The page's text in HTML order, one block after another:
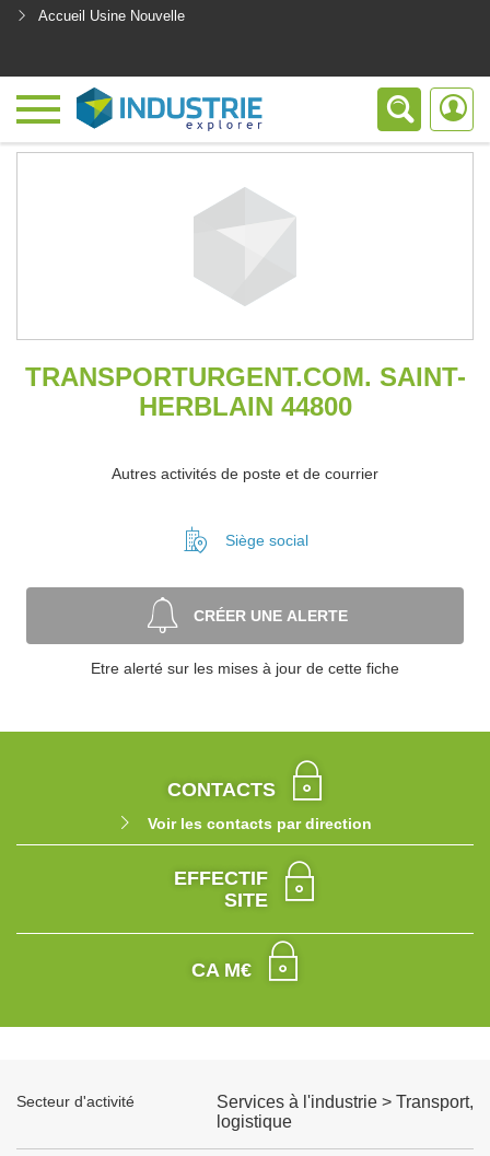
Accueil Usine Nouvelle
TRANSPORTURGENT.COM. SAINT-
HERBLAIN 44800
Autres activités de poste et de courrier
Siège social
CRÉER UNE ALERTE
Etre alerté sur les mises à jour de cette fiche
CONTACTS
Voir les contacts par direction
EFFECTIF
SITE
CA M€
Secteur d'activité
Services à l'industrie > Transport,
logistique